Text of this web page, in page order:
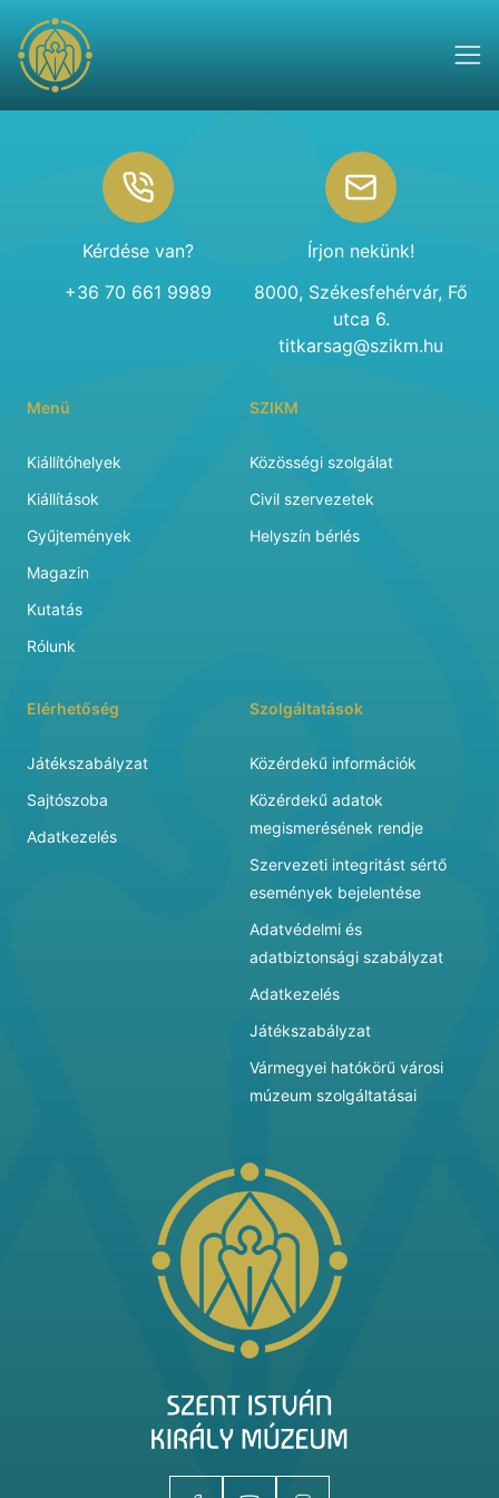
Kérdése van?
+36 70 661 9989
Írjon nekünk!
8000, Székesfehérvár, Fő
utca 6.
titkarsag@szikm.hu
Menü
Kiállítóhelyek
Kiállítások
Gyűjtemények
Magazin
Kutatás
Rólunk
SZIKM
Közösségi szolgálat
Civil szervezetek
Helyszín bérlés
Elérhetőség
Játékszabályzat
Sajtószoba
Adatkezelés
Szolgáltatások
Közérdekű információk
Közérdekű adatok
megismerésének rendje
Szervezeti integritást sértő
események bejelentése
Adatvédelmi és
adatbiztonsági szabályzat
Adatkezelés
Játékszabályzat
Vármegyei hatókörű városi
múzeum szolgáltatásai